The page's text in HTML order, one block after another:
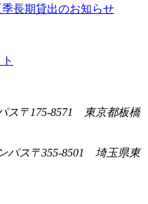
季長期貸出のお知らせ
ス 〒175-8571 東京都板橋
パス 〒355-8501 埼玉県東